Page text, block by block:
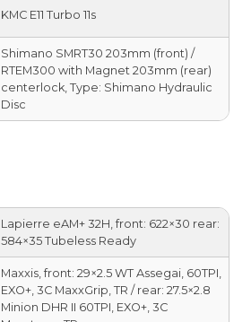
KMC E11 Turbo 11s
Shimano SMRT30 203mm (front) /
RTEM300 with Magnet 203mm (rear)
centerlock, Type: Shimano Hydraulic
Disc
Lapierre eAM+ 32H, front: 622×30 rear:
584×35 Tubeless Ready
Maxxis, front: 29×2.5 WT Assegai, 60TPI,
EXO+, 3C MaxxGrip, TR / rear: 27.5×2.8
Minion DHR II 60TPI, EXO+, 3C